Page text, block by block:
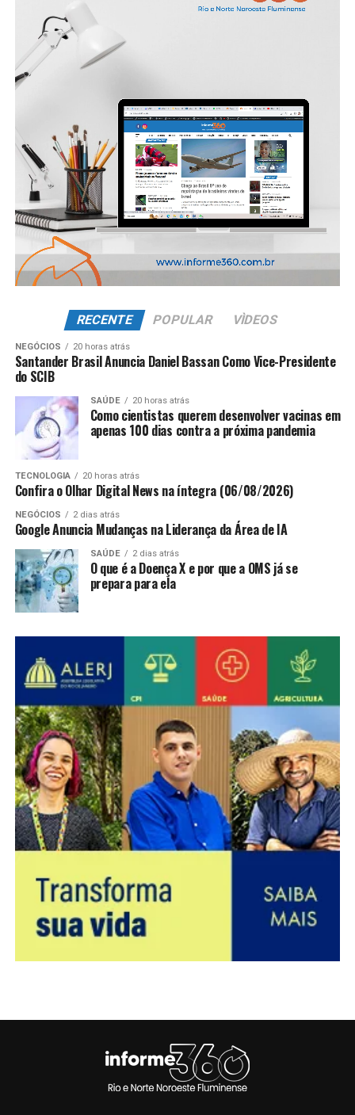
RECENTE POPULAR VÌDEOS
NEGÓCIOS 20 horas atrás
Santander Brasil Anuncia Daniel Bassan Como Vice-Presidente
do SCIB
SAÚDE 20 horas atrás
Como cientistas querem desenvolver vacinas em
apenas 100 dias contra a próxima pandemia
TECNOLOGIA 20 horas atrás
Confira o Olhar Digital News na íntegra (06/08/2026)
NEGÓCIOS 2 dias atrás
Google Anuncia Mudanças na Liderança da Área de IA
SAÚDE 2 dias atrás
O que é a Doença X e por que a OMS já se
prepara para ela